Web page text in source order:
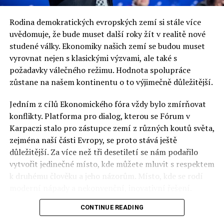
Rodina demokratických evropských zemí si stále více
uvědomuje, že bude muset další roky žít v realitě nové
studené války. Ekonomiky našich zemí se budou muset
vyrovnat nejen s klasickými výzvami, ale také s
požadavky válečného režimu. Hodnota spolupráce
zůstane na našem kontinentu o to výjimečně důležitější.
Jedním z cílů Ekonomického fóra vždy bylo zmírňovat
konflikty. Platforma pro dialog, kterou se Fórum v
Karpaczi stalo pro zástupce zemí z různých koutů světa,
zejména naší části Evropy, se proto stává ještě
důležitější. Za více než tři desetiletí se nám podařilo
vytvořit jedinečné místo, kde můžete mluvit s respektem
k druhému člověku a jeho názorům. Místo, kde se rodí
Polsko musí mít instituce, jejichž horizont činnosti je
CONTINUE READING